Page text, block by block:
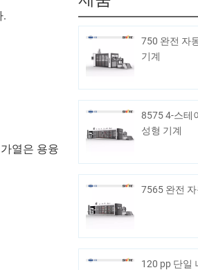
.
열은 용융
750 완전 자
기계
8575 4-스테
성형 기계
7565 완전
120 pp 단일